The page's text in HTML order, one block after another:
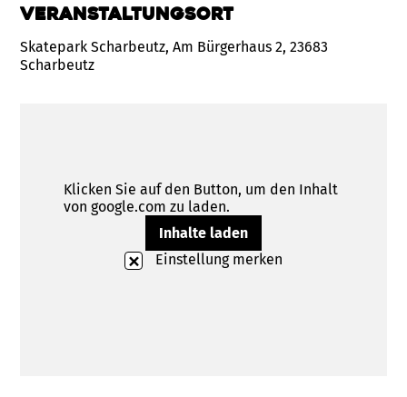
Veranstaltungsort
Skatepark Scharbeutz, Am Bürgerhaus 2, 23683
Scharbeutz
Klicken Sie auf den Button, um den Inhalt
von google.com zu laden.
Inhalte laden
Einstellung merken